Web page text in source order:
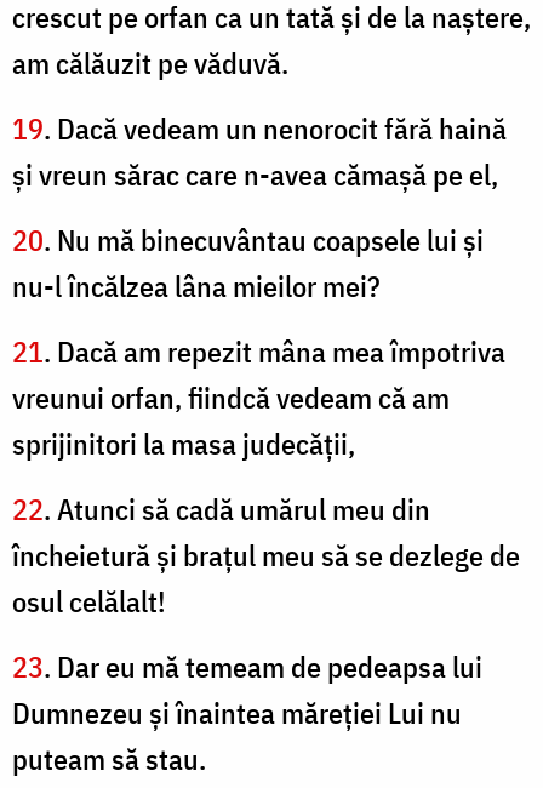
crescut pe orfan ca un tată şi de la naştere,
am călăuzit pe văduvă.
19. Dacă vedeam un nenorocit fără haină
şi vreun sărac care n-avea cămaşă pe el,
20. Nu mă binecuvântau coapsele lui şi
nu-l încălzea lâna mieilor mei?
21. Dacă am repezit mâna mea împotriva
vreunui orfan, fiindcă vedeam că am
sprijinitori la masa judecăţii,
22. Atunci să cadă umărul meu din
încheietură şi braţul meu să se dezlege de
osul celălalt!
23. Dar eu mă temeam de pedeapsa lui
Dumnezeu şi înaintea măreţiei Lui nu
puteam să stau.